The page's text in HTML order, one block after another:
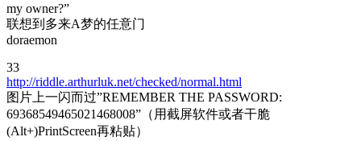
my owner?”
联想到多来A梦的任意门
doraemon
33
http://riddle.arthurluk.net/checked/normal.html
图片上一闪而过”REMEMBER THE PASSWORD:
69368549465021468008”（用截屏软件或者干脆
(Alt+)PrintScreen再粘贴）